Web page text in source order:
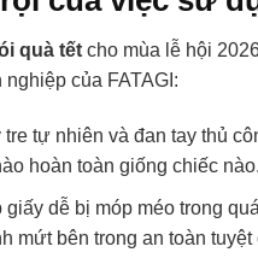
quà tết cho mùa lễ hội
của FATAGI:
tự nhiên và đan tay thủ
hoàn toàn giống chiếc nào.
giấy dễ bị móp méo trong
mứt bên trong an toàn tuyệt